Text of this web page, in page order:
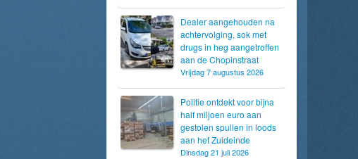
Dealer aangehouden na
achtervolging, sok met
drugs in heg aangetroffen
aan de Chopinstraat
Vrijdag 7 augustus 2026
Politie ontdekt voor bijna
half miljoen euro aan
gestolen spullen in loods
aan het Zuideinde
Dinsdag 21 juli 2026